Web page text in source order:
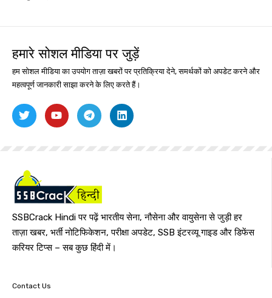
हमारे सोशल मीडिया पर जुड़ें
हम सोशल मीडिया का उपयोग ताज़ा खबरों पर प्रतिक्रिया देने, समर्थकों को अपडेट करने और
महत्वपूर्ण जानकारी साझा करने के लिए करते हैं।
SSBCrack Hindi पर पढ़ें भारतीय सेना, नौसेना और वायुसेना से जुड़ी हर
ताज़ा खबर, भर्ती नोटिफिकेशन, परीक्षा अपडेट, SSB इंटरव्यू गाइड और डिफेंस
करियर टिप्स – सब कुछ हिंदी में।
Contact Us